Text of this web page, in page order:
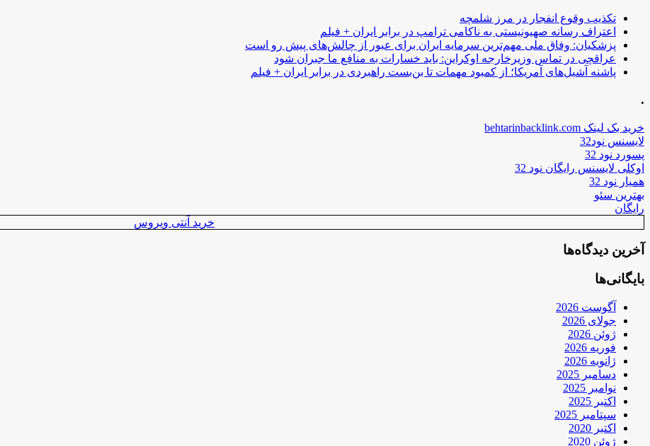
تکذیب وقوع انفجار در مرز شلمچه
اعتراف رسانه صهیونیستی به ناکامی ترامپ در برابر ایران + فیلم
پزشکیان: وفاق ملی مهم‌ترین سرمایه ایران برای عبور از چالش‌های پیش رو است
عراقچی در تماس وزیرخارجه اوکراین: باید خسارات به منافع ما جبران شود
پاشنه آشیل‌های آمریکا؛ از کمبود مهمات تا بن‌بست راهبردی در برابر ایران + فیلم
.
خرید بک لینک behtarinbacklink.com
لایسنس نود32
پسورد نود 32
اوکلی لایسنس رایگان نود 32
همیار نود 32
بهترین سئو
رایگان
خرید آنتی ویروس
آخرین دیدگاه‌ها
بایگانی‌ها
آگوست 2026
جولای 2026
ژوئن 2026
فوریه 2026
ژانویه 2026
دسامبر 2025
نوامبر 2025
اکتبر 2025
سپتامبر 2025
اکتبر 2020
ژوئن 2020